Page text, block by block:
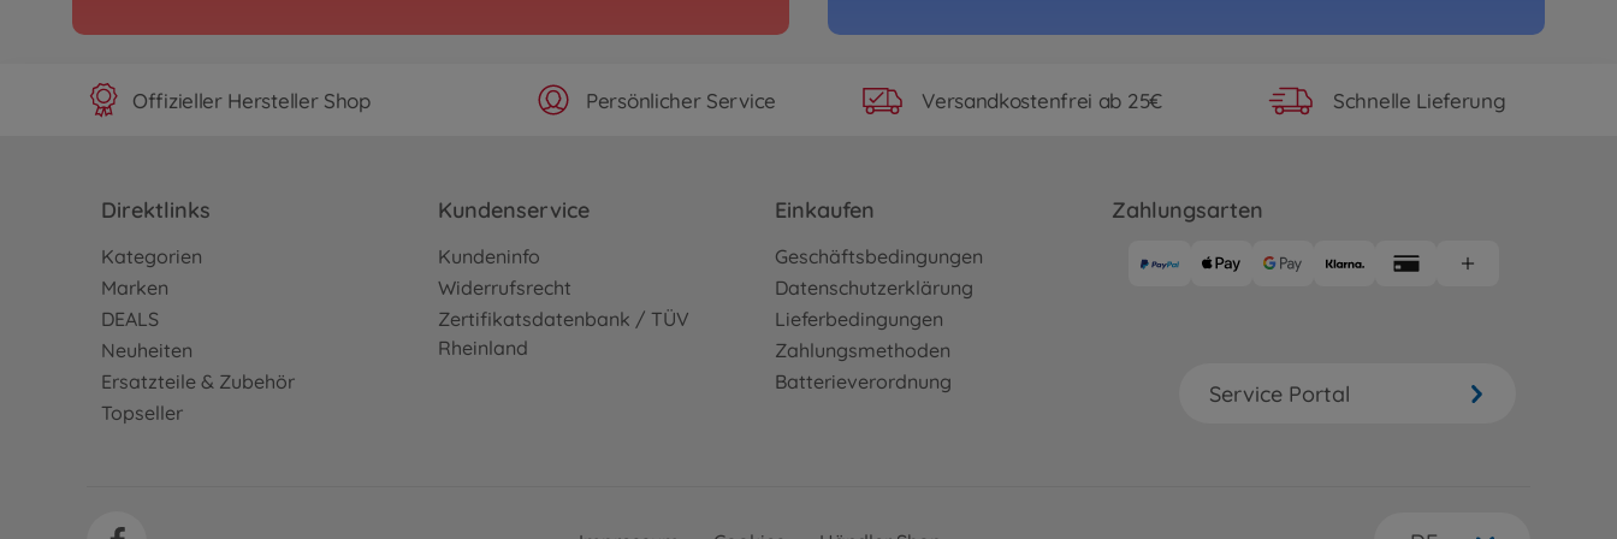
03)
Nicht mehr verfügbar
Nicht mehr verfügbar
1:10 RC RAYBRIG NSX Concept-GT
Nicht mehr verfügbar
Offizieller Hersteller Shop Persönlicher Service Versandkostenfrei ab 25€ Schnelle Lieferung
Direktlinks
Kategorien
Marken
DEALS
Neuheiten
Ersatzteile & Zubehör
Topseller
Kundenservice
Kundeninfo
Widerrufsrecht
Zertifikatsdatenbank / TÜV
Rheinland
Einkaufen
Geschäftsbedingungen
Datenschutzerklärung
Lieferbedingungen
Zahlungsmethoden
Batterieverordnung
Zahlungsarten
Service Portal